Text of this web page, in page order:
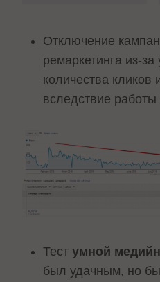
Отключение
ремаркетинга из-
количества кликов
вследствие
Тестумной
был удачным, но